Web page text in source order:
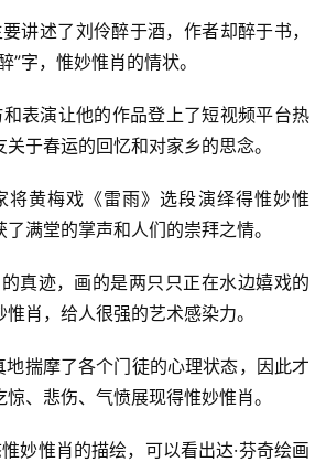
讲述了刘伶醉于酒，作者却醉于书，
”字，惟妙惟肖的情状。
表演让他的作品登上了短视频平台热
于春运的回忆和对家乡的思念。
将黄梅戏《雷雨》选段演绎得惟妙惟
满堂的掌声和人们的崇拜之情。
真迹，画的是两只只正在水边嬉戏的
肖，给人很强的艺术感染力。
地揣摩了各个门徒的心理状态，因此才
、悲伤、气愤展现得惟妙惟肖。
妙惟肖的描绘，可以看出达·芬奇绘画